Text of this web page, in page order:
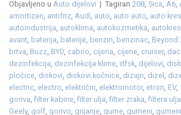
Objavljeno u Auto dijelovi | Tagiran 208 5ica A6
amortizeri antifriz Audi auto auto auto auto
autoindustrija autoklima autokozmetika
avant baterija baterije benzin benzinac Beyond
brtva Buzz BYD cabrio cijena cijene cruiser,
dezinfekcija dezinfekcija klime dfsk dijelovi disk
pločice diskovi diskovi kočnice dizajn dizel
electric electro električni elektromotor, etron EV,
goriva ,filter kabine ,filter ulja ,filter zraka ,filtera ulja
Geely, golf gorivo grijanje gume gumeni